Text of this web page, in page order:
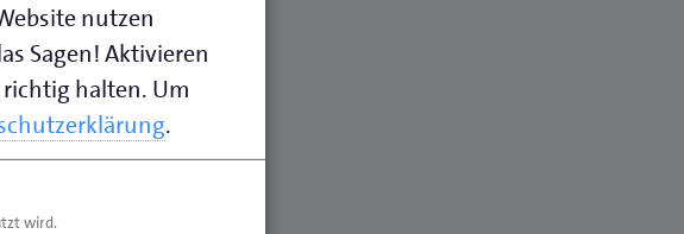
nutzen
Sagen! Aktivieren
richtig halten. Um
.
wird.